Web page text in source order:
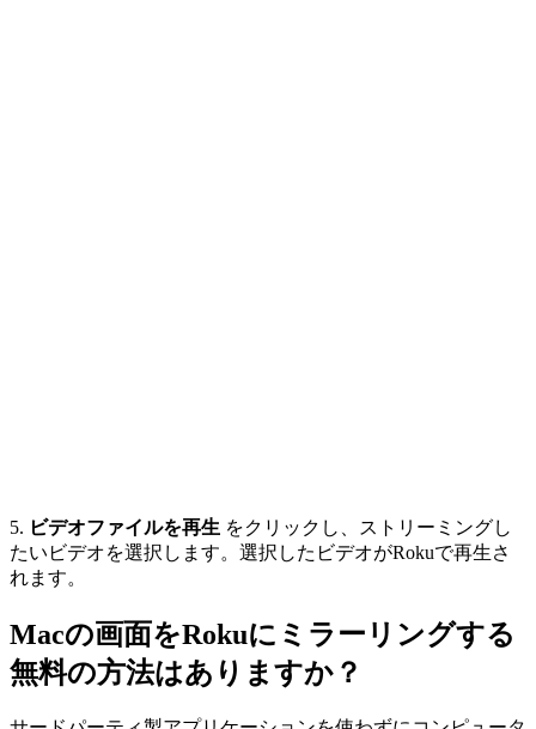
5. ビデオファイルを再生 をクリックし、ストリーミングし
たいビデオを選択します。選択したビデオがRokuで再生さ
れます。
Macの画面をRokuにミラーリングする
無料の方法はありますか？